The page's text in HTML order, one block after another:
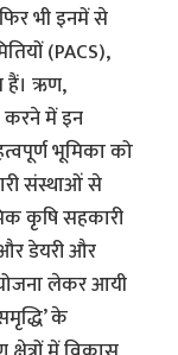
भी इनमें से
(PACS),
हैं। ऋण,
करने में इन
भूमिका को
संस्थाओं से
कृषि सहकारी
डेयरी और
लेकर आयी
के